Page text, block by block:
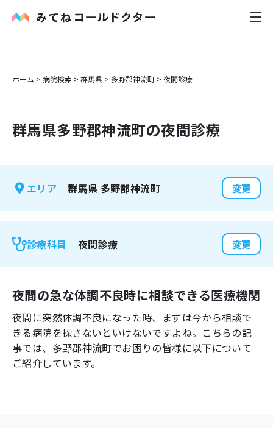
内科
花粉症
感染症
よくあるご質問
ホーム > 病院検索 > 群馬県 > 多野郡神流町 > 夜間診療
群馬県多野郡神流町の夜間診療
エリア 群馬県 多野郡神流町 変更
診療科目 夜間診療 変更
夜間の急な体調不良時に相談できる医療機関
夜間に突然体調不良になった時、まずは今から相談で
きる病院を探さないといけないですよね。こちらの記
事では、 多野郡神流町でお困りの皆様に以下について
ご紹介しています。